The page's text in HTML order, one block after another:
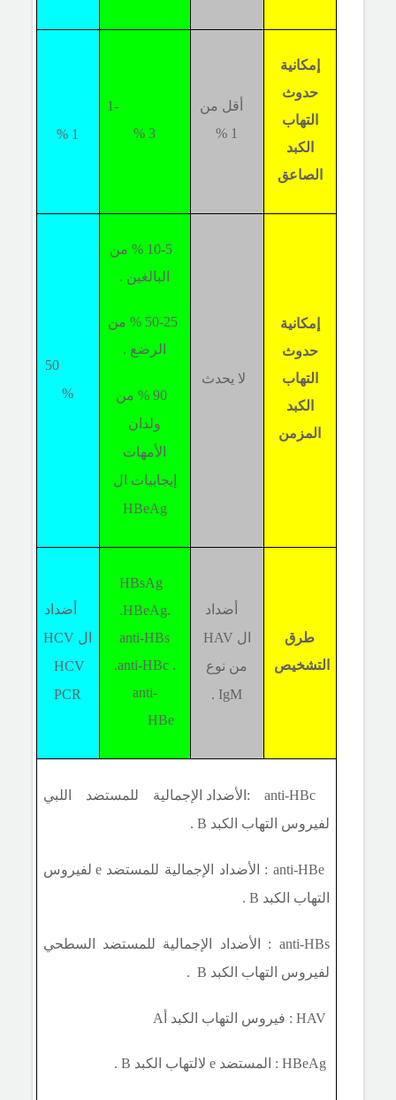
إمكانية
حدوث
التهاب
الكبد
الصاعق
أقل من
1 %
1-
3 %
1 %
إمكانية
حدوث
التهاب
الكبد
المزمن
لا يحدث
10-5 % من
البالغين .
50-25 % من
الرضع .
90 % من
ولدان
الأمهات
إيجابيات ال
HBeAg
50
%
طرق
التشخيص
أضداد
ال HAV
من نوع
IgM
.
HBsAg
.HBeAg.
anti-HBs
.anti-HBc .
anti-
HBe
أضداد
ال HCV
HCV
PCR
anti-HBc :
الأضداد الإجمالية للمستضد اللبي
لفيروس التهاب الكبد B
.
anti-HBe : الأضداد الإجمالية للمستضدe لفيروس
التهاب الكبد B
.
anti-HBs : الأضداد الإجمالية للمستضد السطحي
لفيروس التهاب الكبد B
.
HAV : فيروس التهاب الكبد
: المستضدe لالتهاب الكبد B .